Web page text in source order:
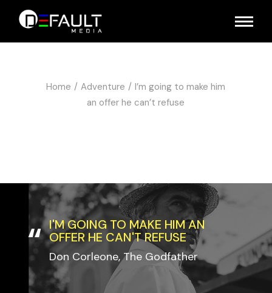
Home Adventure
I’m going to make him
an offer he can’t refuse
I'M GOING TO MAKE HIM AN
OFFER HE CAN'T REFUSE
Don Corleone, The Godfather